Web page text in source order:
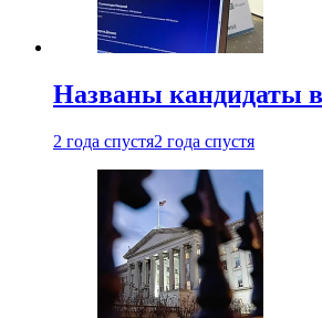
Названы кандидаты
2 года спустя2 года спустя